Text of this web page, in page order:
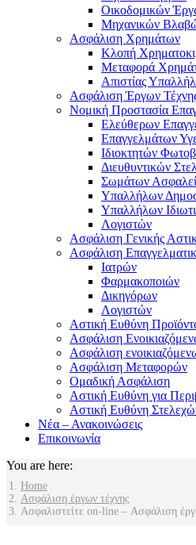
Οικοδομικών
Μηχανικών
Ασφάλιση Χρημάτων
Κλοπή
Μεταφορά
Απιστίας
Ασφάλιση Έργων
Νομική Προστασία
Ελεύθερων
Επαγγελμάτων
Ιδιοκτητών
Διευθυντικών
Σωμάτων
Υπαλλήλων
Υπαλλήλων
Λογιστών
Ασφάλιση Γενικής
Ασφάλιση
Ιατρών
Φαρμακοποιών
Δικηγόρων
Λογιστών
Αστική Ευθύνη
Ασφάλιση
Ασφάλιση
Ασφάλιση Μεταφορών
Ομαδική Ασφάλιση
Αστική Ευθύνη για
Αστική Ευθύνη
Νέα – Ανακοινώσεις
Επικοινωνία
You are here:
Home
Ασφάλιση έργων τέχνης
Ασφαλιστείτε on-line – Ασφάλιση